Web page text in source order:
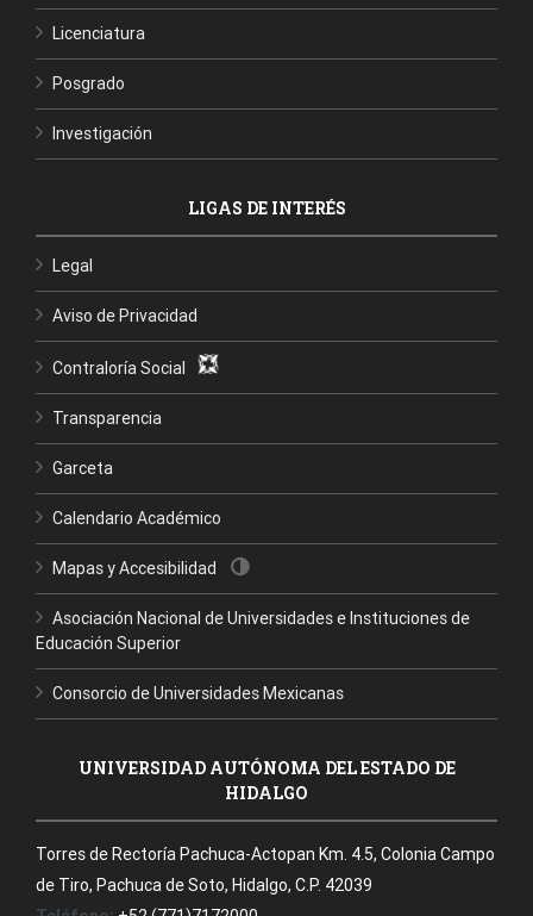
Licenciatura
Posgrado
Investigación
LIGAS DE INTERÉS
Legal
Aviso de Privacidad
Contraloría Social
Transparencia
Garceta
Calendario Académico
Mapas y Accesibilidad
Asociación Nacional de Universidades e Instituciones de
Educación Superior
Consorcio de Universidades Mexicanas
UNIVERSIDAD AUTÓNOMA DEL ESTADO DE
HIDALGO
Torres de Rectoría Pachuca-Actopan Km. 4.5, Colonia Campo
de Tiro, Pachuca de Soto, Hidalgo, C.P. 42039